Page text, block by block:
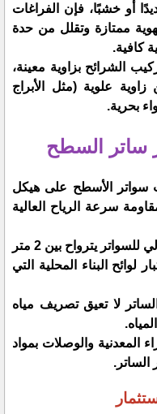
أو خشبًا، فإن الفراغات
ممتازة وتقلل من حدة
كافية.
الشرائح بزاوية معينة،
علوية (مثل الأبراج
بحرية.
ساتر السطح
سواتر الأسطح على هيكل
سرعة الرياح العالية
​الارتفاع المناسب: الارتفاع المثالي للسواتر يترواح بين 2 متر
لوائح البناء المحلية التي
لا تعيق تصريف مياه
المعدنية والوصلات بمواد